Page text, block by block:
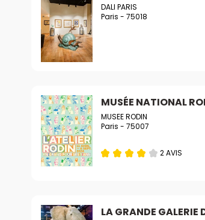
DALI PARIS
Paris - 75018
MUSÉE NATIONAL
MUSEE RODIN
Paris - 75007
2 AVIS
LA GRANDE GALERIE